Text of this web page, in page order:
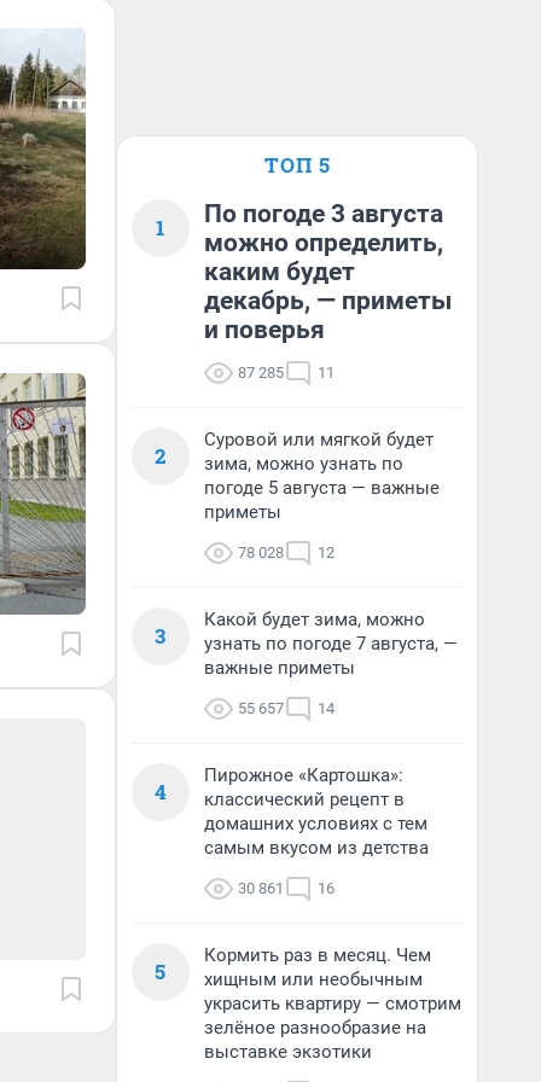
ТОП 5
1
По погоде 3 августа
можно определить,
каким будет
декабрь, — приметы
и поверья
87 285 11
2
Суровой или мягкой будет
зима, можно узнать по
погоде 5 августа — важные
приметы
78 028 12
3
Какой будет зима, можно
узнать по погоде 7 августа, —
важные приметы
55 657 14
4
Пирожное «Картошка»:
классический рецепт в
домашних условиях с тем
самым вкусом из детства
30 861 16
5
Кормить раз в месяц. Чем
хищным или необычным
украсить квартиру — смотрим
зелёное разнообразие на
выставке экзотики